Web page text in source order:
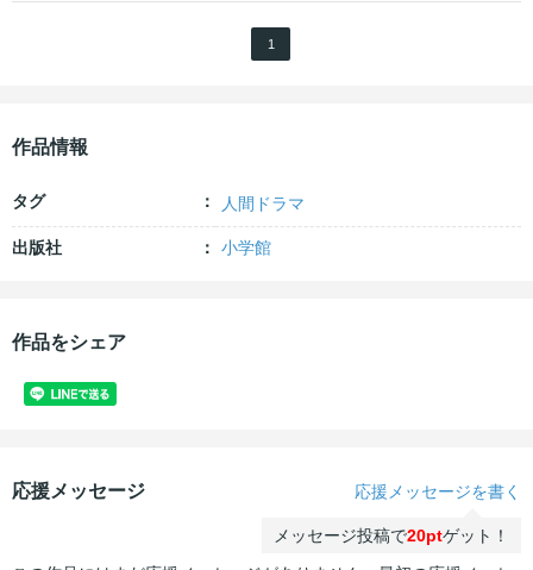
1
作品情報
タグ 人間ドラマ
出版社 小学館
作品をシェア
応援メッセージ 応援メッセージを書く
メッセージ投稿で20ptゲット！